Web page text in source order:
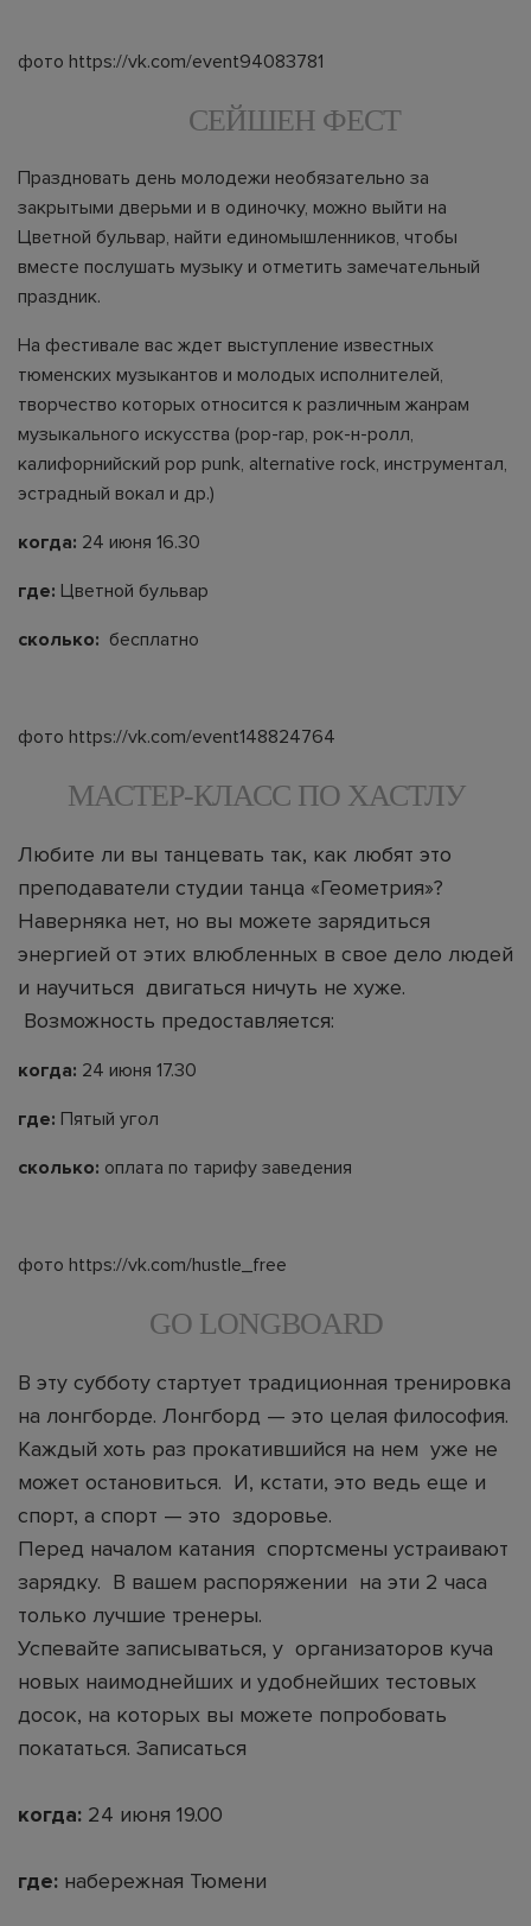
фото https://vk.com/event94083781
СЕЙШЕН ФЕСТ
Праздновать день молодежи необязательно за
закрытыми дверьми и в одиночку, можно выйти на
Цветной бульвар, найти единомышленников, чтобы
вместе послушать музыку и отметить замечательный
праздник.
На фестивале вас ждет выступление известных
тюменских музыкантов и молодых исполнителей,
творчество которых относится к различным жанрам
музыкального искусства (pop-rap, рок-н-ролл,
калифорнийский pop punk, alternative rock, инструментал,
эстрадный вокал и др.)
когда: 24 июня 16.30
где: Цветной бульвар
сколько: бесплатно
фото https://vk.com/event148824764
МАСТЕР-КЛАСС ПО ХАСТЛУ
Любите ли вы танцевать так, как любят это
преподаватели студии танца «Геометрия»?
Наверняка нет, но вы можете зарядиться
энергией от этих влюбленных в свое дело людей
и научиться двигаться ничуть не хуже.
Возможность предоставляется:
когда: 24 июня 17.30
где: Пятый угол
сколько: оплата по тарифу заведения
фото https://vk.com/hustle_free
GO LONGBOARD
В эту субботу стартует традиционная тренировка
на лонгборде. Лонгборд — это целая философия.
Каждый хоть раз прокатившийся на нем уже не
может остановиться. И, кстати, это ведь еще и
спорт, а спорт — это здоровье.
Перед началом катания спортсмены устраивают
зарядку. В вашем распоряжении на эти 2 часа
только лучшие тренеры.
Успевайте записываться, у организаторов куча
новых наимоднейших и удобнейших тестовых
досок, на которых вы можете попробовать
покататься. Записаться
когда: 24 июня 19.00
где: набережная Тюмени